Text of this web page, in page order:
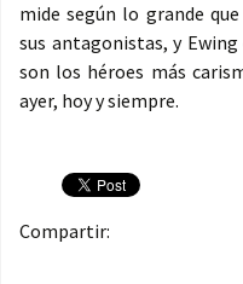
mide según lo grande
sus antagonistas, y
son los héroes más
ayer, hoy y siempre.
Compartir: